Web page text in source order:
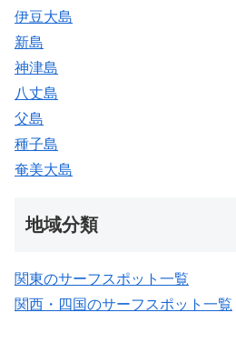
伊豆大島
新島
神津島
八丈島
父島
種子島
奄美大島
地域分類
関東のサーフスポット一覧
関西・四国のサーフスポット一覧